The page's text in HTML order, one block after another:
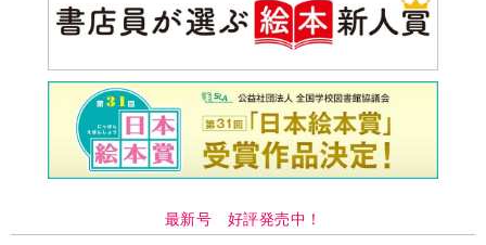
最新号 好評発売中！